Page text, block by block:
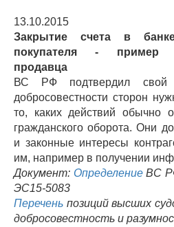
13.10.2015
Закрытие счета в
покупателя - пример
продавца
ВС РФ подтвердил свой
добросовестности сторон
то, каких действий обычно
гражданского оборота. Они
и законные интересы
им, например в получении
Документ: ОпределениеВС
ЭС15-5083
Перечень позиций высших
добросовестность и